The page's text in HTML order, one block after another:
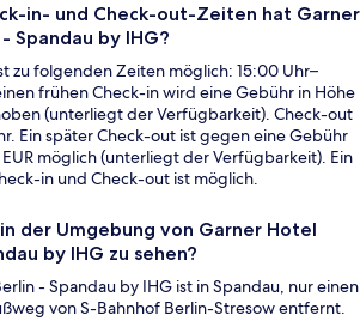
in- und Check-out-Zeiten hat Garner
Spandau by IHG?
zu folgenden Zeiten möglich: 15:00 Uhr–
frühen Check-in wird eine Gebühr in Höhe
(unterliegt der Verfügbarkeit). Check-out
Ein später Check-out ist gegen eine Gebühr
EUR möglich (unterliegt der Verfügbarkeit). Ein
in und Check-out ist möglich.
der Umgebung von Garner Hotel
by IHG zu sehen?
- Spandau by IHG ist in Spandau, nur einen
von S-Bahnhof Berlin-Stresow entfernt.